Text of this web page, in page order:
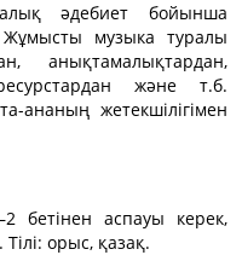
әдебиет бойынша
музыка туралы
анықтамалықтардан,
және т.б.
ананың жетекшілігімен
бетінен аспауы керек,
орыс, қазақ.